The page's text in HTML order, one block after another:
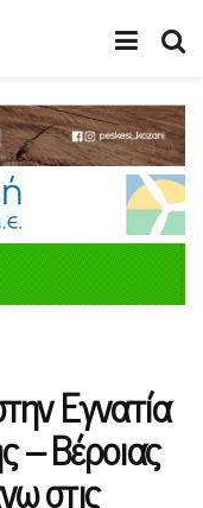
Εγνατία
– Βέροιας
στις